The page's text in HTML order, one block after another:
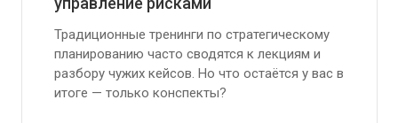
Традиционные тренинги по стратегическому
планированию часто сводятся к лекциям и
разбору чужих кейсов. Но что остаётся у вас в
итоге — только конспекты?